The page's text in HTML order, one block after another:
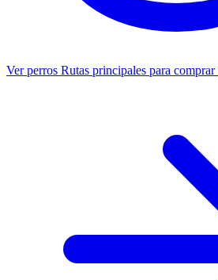
Ver perros Rutas principales para comprar